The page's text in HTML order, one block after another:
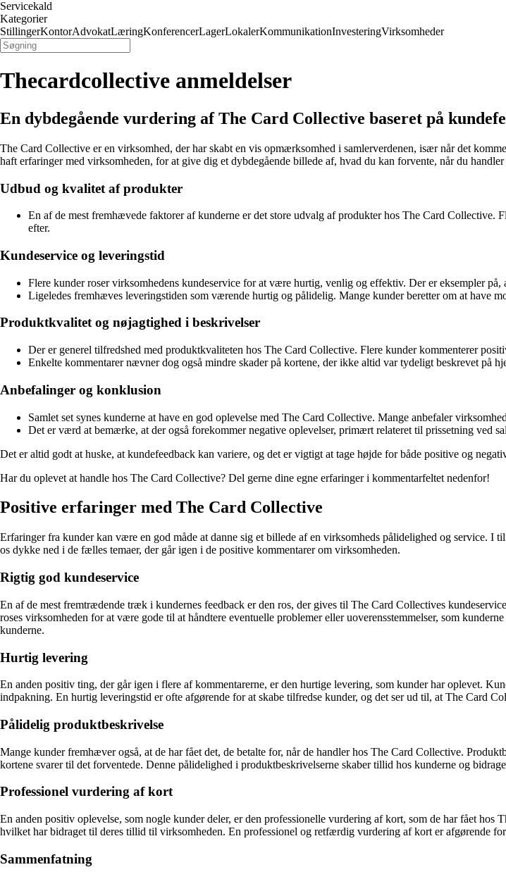
Servicekald
Kategorier
StillingerKontorAdvokatLæringKonferencerLagerLokalerKommunikationInvesteringVirksomheder
Thecardcollective anmeldelser
En dybdegående vurdering af The Card Collective baseret på
The Card Collective er en virksomhed, der har skabt en vis opmærksomhed i samlerverdenen, især når det
haft erfaringer med virksomheden, for at give dig et dybdegående billede af, hvad du kan forvente, når du handler
Udbud og kvalitet af produkter
En af de mest fremhævede faktorer af kunderne er det store udvalg af produkter hos The Card Collective.
efter.
Kundeservice og leveringstid
Flere kunder roser virksomhedens kundeservice for at være hurtig, venlig og effektiv. Der er eksempler
Ligeledes fremhæves leveringstiden som værende hurtig og pålidelig. Mange kunder beretter om at have
Produktkvalitet og nøjagtighed i beskrivelser
Der er generel tilfredshed med produktkvaliteten hos The Card Collective. Flere kunder kommenterer
Enkelte kommentarer nævner dog også mindre skader på kortene, der ikke altid var tydeligt beskrevet på
Anbefalinger og konklusion
Samlet set synes kunderne at have en god oplevelse med The Card Collective. Mange anbefaler
Det er værd at bemærke, at der også forekommer negative oplevelser, primært relateret til prissetning ved
Det er altid godt at huske, at kundefeedback kan variere, og det er vigtigt at tage højde for både positive og
Har du oplevet at handle hos The Card Collective? Del gerne dine egne erfaringer i kommentarfeltet nedenfor!
Positive erfaringer med The Card Collective
Erfaringer fra kunder kan være en god måde at danne sig et billede af en virksomheds pålidelighed og service.
os dykke ned i de fælles temaer, der går igen i de positive kommentarer om virksomheden.
Rigtig god kundeservice
En af de mest fremtrædende træk i kundernes feedback er den ros, der gives til The Card Collectives
roses virksomheden for at være gode til at håndtere eventuelle problemer eller uoverensstemmelser, som
kunderne.
Hurtig levering
En anden positiv ting, der går igen i flere af kommentarerne, er den hurtige levering, som kunder har oplevet.
indpakning. En hurtig leveringstid er ofte afgørende for at skabe tilfredse kunder, og det ser ud til, at The Card
Pålidelig produktbeskrivelse
Mange kunder fremhæver også, at de har fået det, de betalte for, når de handler hos The Card Collective.
kortene svarer til det forventede. Denne pålidelighed i produktbeskrivelserne skaber tillid hos kunderne og
Professionel vurdering af kort
En anden positiv oplevelse, som nogle kunder deler, er den professionelle vurdering af kort, som de har fået
hvilket har bidraget til deres tillid til virksomheden. En professionel og retfærdig vurdering af kort er afgørende
Sammenfatning